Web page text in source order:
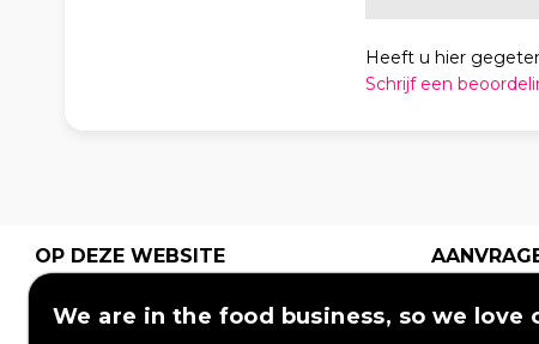
Heeft u hier
Schrijf een
OP DEZE WEBSITE
Hoe werkt het
aanvraag
We are in the food business, so we love